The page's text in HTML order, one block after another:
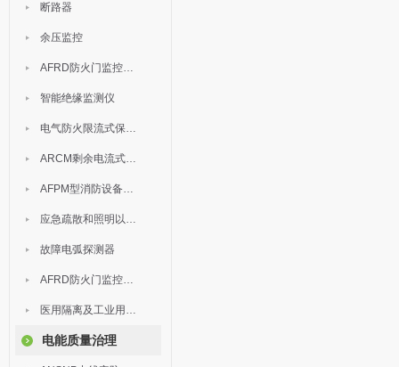
断路器
余压监控
AFRD防火门监控模块
智能绝缘监测仪
电气防火限流式保护器
ARCM剩余电流式电气火灾监控装置
AFPM型消防设备电源监控系统
应急疏散和照明以及灯具
故障电弧探测器
AFRD防火门监控系统
医用隔离及工业用电绝缘检测
电能质量治理